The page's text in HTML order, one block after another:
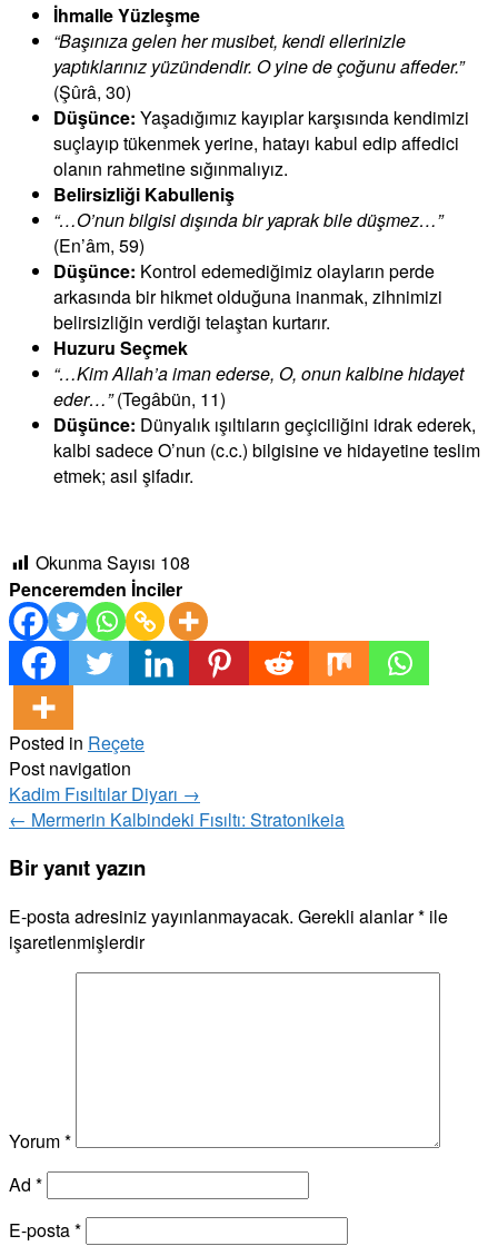
İhmalle Yüzleşme
“Başınıza gelen her musibet, kendi ellerinizle
yaptıklarınız yüzündendir. O yine de çoğunu affeder.”
(Şûrâ, 30)
Düşünce: Yaşadığımız kayıplar karşısında kendimizi
suçlayıp tükenmek yerine, hatayı kabul edip affedici
olanın rahmetine sığınmalıyız.
Belirsizliği Kabulleniş
“…O’nun bilgisi dışında bir yaprak bile düşmez…”
(En’âm, 59)
Düşünce: Kontrol edemediğimiz olayların perde
arkasında bir hikmet olduğuna inanmak, zihnimizi
belirsizliğin verdiği telaştan kurtarır.
Huzuru Seçmek
“…Kim Allah’a iman ederse, O, onun kalbine hidayet
eder…”(Tegâbün, 11)
Düşünce: Dünyalık ışıltıların geçiciliğini idrak ederek,
kalbi sadece O’nun (c.c.) bilgisine ve hidayetine teslim
etmek; asıl şifadır.
Okunma Sayısı 108
Penceremden İnciler
Posted in Reçete
Post navigation
Kadim Fısıltılar Diyarı →
← Mermerin Kalbindeki Fısıltı: Stratonikeia
Bir yanıt yazın
E-posta adresiniz yayınlanmayacak. Gerekli alanlar* ile
işaretlenmişlerdir
Yorum*
Ad *
E-posta*